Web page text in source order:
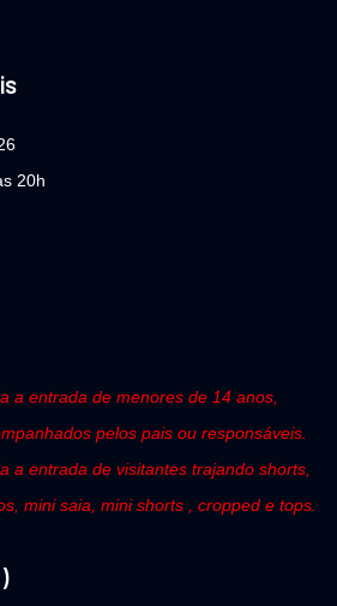
20h
a entrada de menores de 14 anos,
pelos pais ou responsáveis.
a entrada de visitantes trajando shorts,
mini saia, mini shorts , cropped e tops.